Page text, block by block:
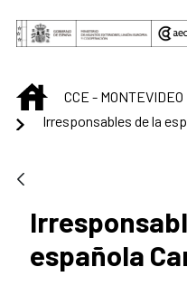
Saut au contenu principal
INICIOCCE - MONTEVIDEO
Irresponsables de la
española